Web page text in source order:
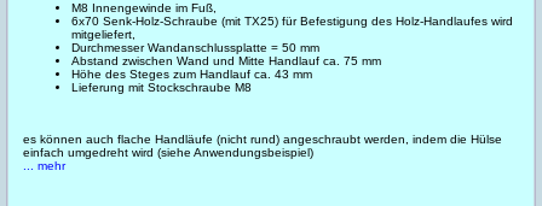
M8 Innengewinde im Fuß,
6x70 Senk-Holz-Schraube (mit TX25) für Befestigung des Holz-Handlaufes wird
mitgeliefert,
Durchmesser Wandanschlussplatte = 50 mm
Abstand zwischen Wand und Mitte Handlauf ca. 75 mm
Höhe des Steges zum Handlauf ca. 43 mm
Lieferung mit Stockschraube M8
es können auch flache Handläufe (nicht rund) angeschraubt werden, indem die Hülse
einfach umgedreht wird (siehe Anwendungsbeispiel)
... mehr